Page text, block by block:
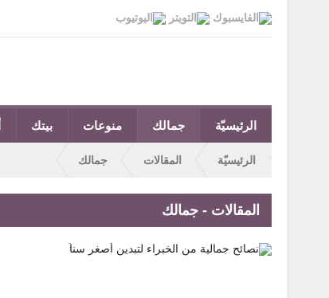
الرئيسيّة جمالك منوعات بيتك
الرئيسيّة المقالات جمالك
المقالات - جمالك